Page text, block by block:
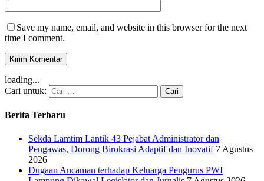
Save my name, email, and website in this browser for the next
time I comment.
loading...
Cari untuk:
Berita Terbaru
Sekda Lamtim Lantik 43 Pejabat Administrator dan
Pengawas, Dorong Birokrasi Adaptif dan Inovatif 7 Agustus
2026
Dugaan Ancaman terhadap Keluarga Pengurus PWI